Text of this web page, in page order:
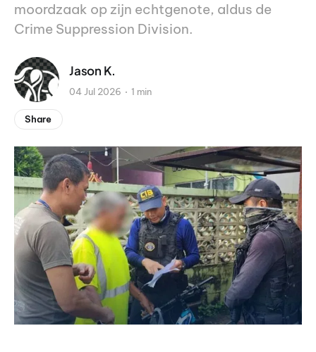
moordzaak op zijn echtgenote, aldus de
Crime Suppression Division.
Jason K.
04 Jul 2026 1 min
Share